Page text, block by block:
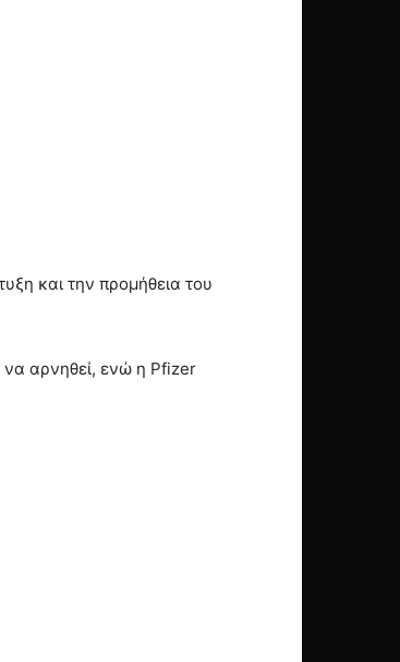
και την προμήθεια του
να αρνηθεί, ενώ η Pfizer